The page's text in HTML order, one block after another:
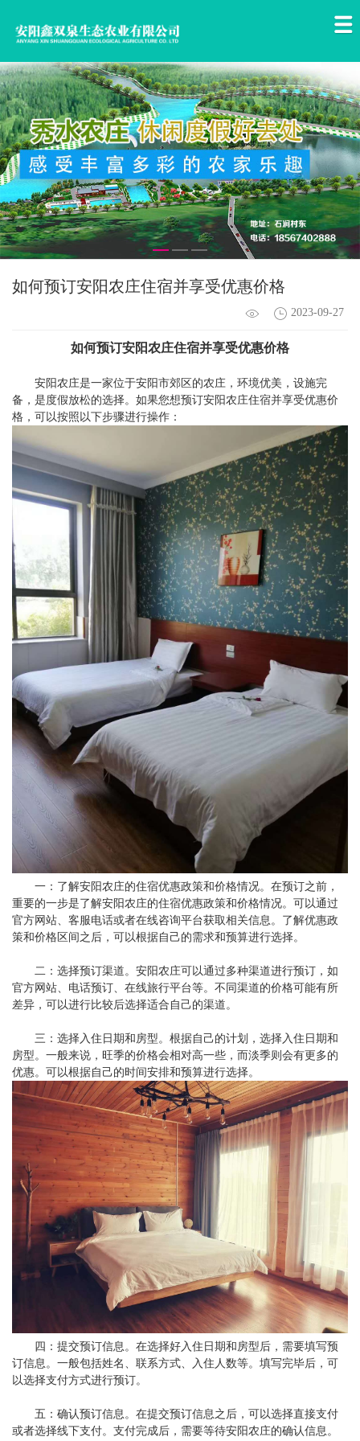
​如何预订安阳农庄住宿并享受优惠价格
2023-09-27
如何预订安阳农庄住宿并享受优惠价格
安阳农庄是一家位于安阳市郊区的农庄，环境优美，设施完
备，是度假放松的选择。如果您想预订安阳农庄住宿并享受优惠价
格，可以按照以下步骤进行操作：
一：了解安阳农庄的住宿优惠政策和价格情况。在预订之前，
重要的一步是了解安阳农庄的住宿优惠政策和价格情况。可以通过
官方网站、客服电话或者在线咨询平台获取相关信息。了解优惠政
策和价格区间之后，可以根据自己的需求和预算进行选择。
二：选择预订渠道。安阳农庄可以通过多种渠道进行预订，如
官方网站、电话预订、在线旅行平台等。不同渠道的价格可能有所
差异，可以进行比较后选择适合自己的渠道。
三：选择入住日期和房型。根据自己的计划，选择入住日期和
房型。一般来说，旺季的价格会相对高一些，而淡季则会有更多的
优惠。可以根据自己的时间安排和预算进行选择。
四：提交预订信息。在选择好入住日期和房型后，需要填写预
订信息。一般包括姓名、联系方式、入住人数等。填写完毕后，可
以选择支付方式进行预订。
五：确认预订信息。在提交预订信息之后，可以选择直接支付
或者选择线下支付。支付完成后，需要等待安阳农庄的确认信息。